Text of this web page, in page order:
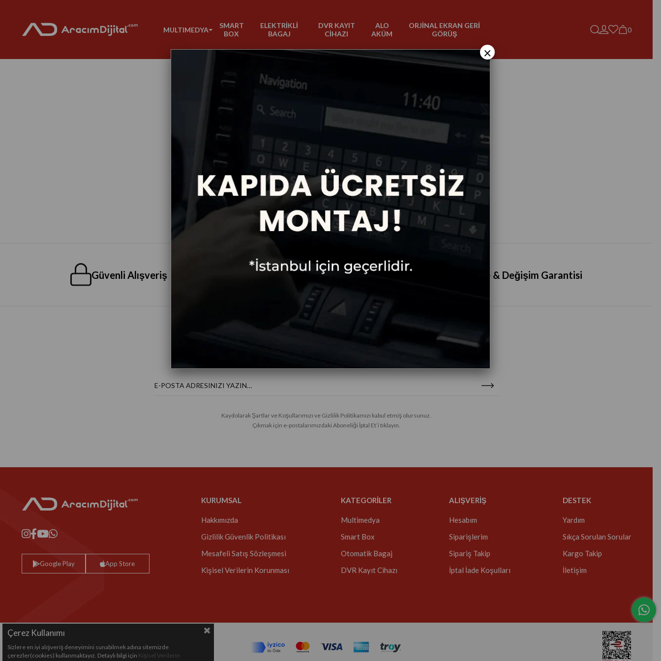
MULTIMEDYA
SMART
BOX
ELEKTRİKLİ
BAGAJ
DVR KAYIT
CİHAZI
ALO
AKÜM
ORJİNAL EKRAN GERİ
GÖRÜŞ
0
Güvenli Alışveriş
Ücretsiz
Taksitli Alışveriş İade & Değişim Garantisi
Kaydolarak Şartlar ve Koşullarımızı ve Gizlilik Politikamızı kabul etmiş olursunuz.
Çıkmak için e-postalarımızdaki Aboneliği İptal Et’i tıklayın.
Google Play App Store
KURUMSAL
Hakkımızda
Gizlilik Güvenlik Politikası
Mesafeli Satış Sözleşmesi
Kişisel Verilerin Korunması
KATEGORİLER
Multimedya
Smart Box
Otomatik Bagaj
DVR Kayıt Cihazı
ALIŞVERİŞ
Hesabım
Siparişlerim
Sipariş Takip
İptal İade Koşulları
DESTEK
Yardım
Sıkça Sorulan Sorular
Kargo Takip
İletişim
Copyright© 2024 All rights reserved.
Çerez Kullanımı
Sizlere en iyi alışveriş deneyimini sunabilmek adına sitemizde
çerezler(cookies) kullanmaktayız. Detaylı bilgi için Kişisel Verilerin
×